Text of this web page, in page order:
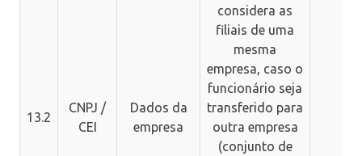
13.2
CNPJ /
CEI
Dados da
empresa
considera as
filiais de uma
mesma
empresa, caso o
funcionário seja
transferido para
outra empresa
(conjunto de